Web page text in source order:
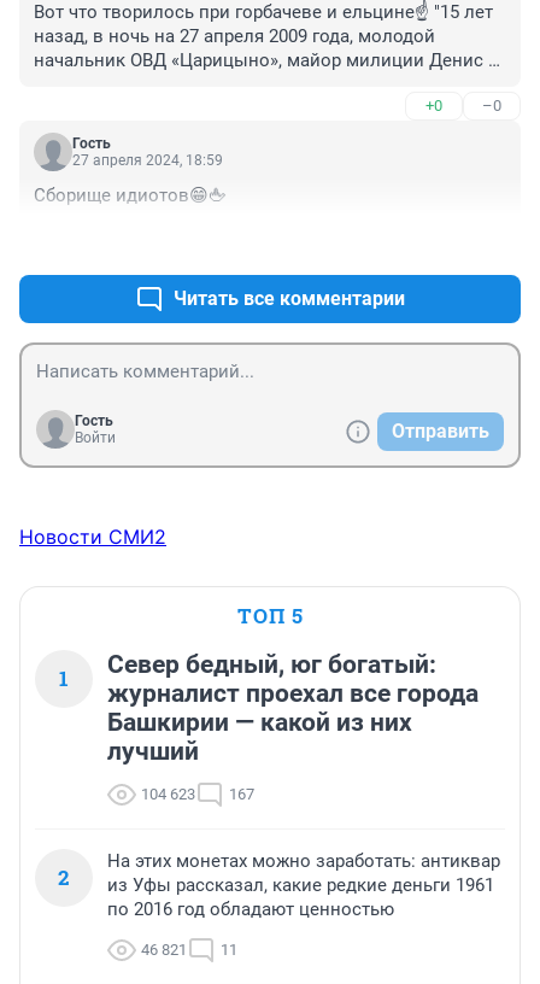
Вот что творилось при горбачеве и ельцине☝️ "15 лет
назад, в ночь на 27 апреля 2009 года, молодой
начальник ОВД «Царицыно», майор милиции Денис
потом — по посетителям супермаркета «Остров» на
юге столицы. Одиннадцать человек получили
огнестрельные ранения, двум из них врачи не успели
страну: стрельбу по людям открыл не бандит и не
+0 –0
Гость
27 апреля 2024, 18:59
Сборище идиотов😁🖕
Читать все комментарии
Гость
Войти
Отправить
Новости СМИ2
ТОП 5
1
Север бедный, юг богатый:
журналист проехал все города
Башкирии — какой из них
лучший
104 623 167
2
На этих монетах можно заработать: антиквар
из Уфы рассказал, какие редкие деньги 1961
по 2016 год обладают ценностью
46 821 11